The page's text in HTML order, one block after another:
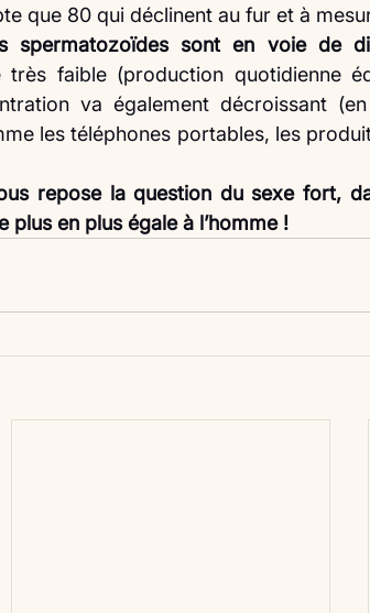
que 80 qui déclinent au fur et à
spermatozoïdes sont en voie de
faible (production quotidienne
va également décroissant
les téléphones portables, les
repose la question du sexe fort,
en plus égale à l’homme !